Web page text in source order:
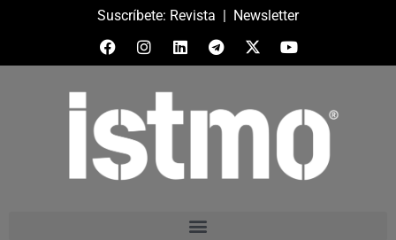
Suscríbete: Revista | Newsletter